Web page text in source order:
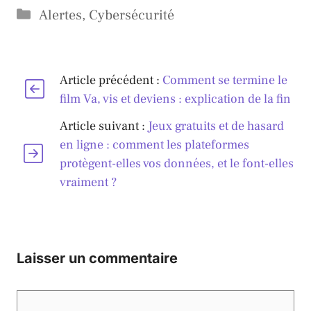
Catégories
Alertes, Cybersécurité
Article précédent : Comment se termine le
film Va, vis et deviens : explication de la fin
Article suivant : Jeux gratuits et de hasard
en ligne : comment les plateformes
protègent-elles vos données, et le font-elles
vraiment ?
Laisser un commentaire